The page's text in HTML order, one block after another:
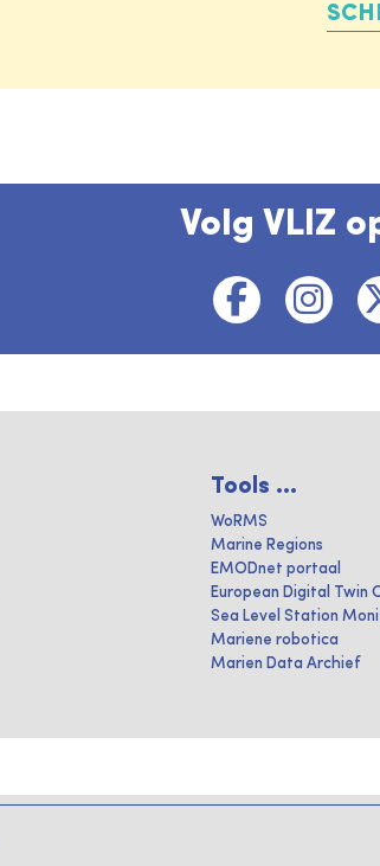
Volg VLIZ
Tools ...
WoRMS
Marine Regions
EMODnet portaal
European Digital Twin
Sea Level Station
Mariene robotica
Marien Data Archief